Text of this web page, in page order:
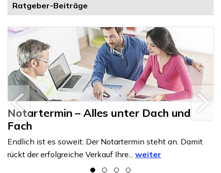
Ratgeber-Beiträge
Notartermin – Alles unter Dach und
Fach
Endlich ist es soweit: Der Notartermin steht an. Damit
rückt der erfolgreiche Verkauf Ihre... weiter